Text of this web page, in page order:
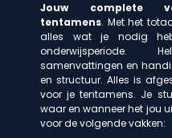
Jouw complete
tentamens. Met het
alles wat je nodig
onderwijsperiode.
samenvattingen en
en structuur. Alles is
voor je tentamens. Je
waar en wanneer het jou
voor de volgende vakken: